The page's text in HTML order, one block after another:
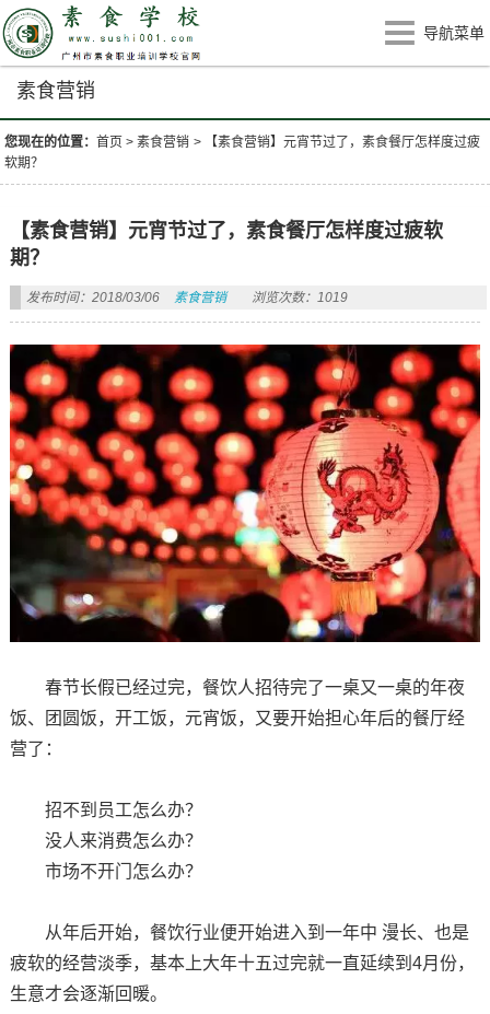
导航菜单
素食营销
您现在的位置：首页 >素食营销 >
【素食营销】元宵节过了，素食餐厅怎样度过疲
软期？
【素食营销】元宵节过了，素食餐厅怎样度过疲软
期？
发布时间：2018/03/06 素食营销 浏览次数：1019
春节长假已经过完，餐饮人招待完了一桌又一桌的年夜
饭、团圆饭，开工饭，元宵饭，又要开始担心年后的餐厅经
营了：
招不到员工怎么办？
没人来消费怎么办？
市场不开门怎么办？
从年后开始，餐饮行业便开始进入到一年中 漫长、也是
疲软的经营淡季，基本上大年十五过完就一直延续到4月份，
生意才会逐渐回暖。